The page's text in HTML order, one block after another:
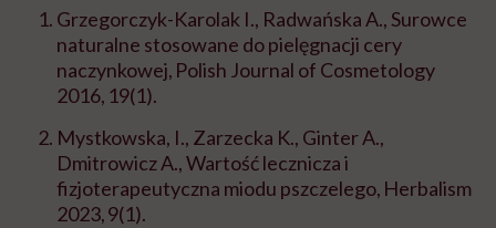
Grzegorczyk-Karolak I., Radwańska A., Surowce
naturalne stosowane do pielęgnacji cery
naczynkowej, Polish Journal of Cosmetology
2016, 19(1).
Mystkowska, I., Zarzecka K., Ginter A.,
Dmitrowicz A., Wartość lecznicza i
fizjoterapeutyczna miodu pszczelego, Herbalism
2023, 9(1).